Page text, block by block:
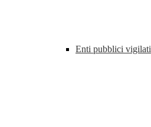
Enti pubblici vigilati